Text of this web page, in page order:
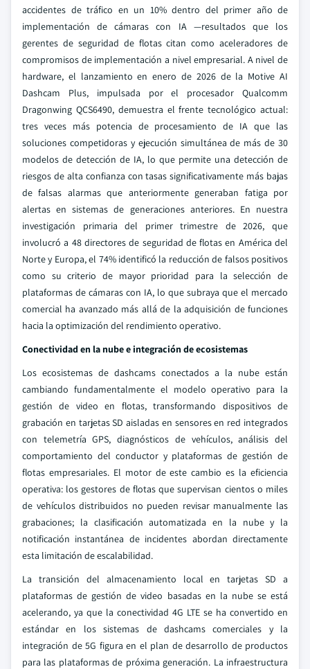
accidentes de tráfico en un 10% dentro del primer año de
implementación de cámaras con IA —resultados que los
gerentes de seguridad de flotas citan como aceleradores de
compromisos de implementación a nivel empresarial. A nivel de
hardware, el lanzamiento en enero de 2026 de la Motive AI
Dashcam Plus, impulsada por el procesador Qualcomm
Dragonwing QCS6490, demuestra el frente tecnológico actual:
tres veces más potencia de procesamiento de IA que las
soluciones competidoras y ejecución simultánea de más de 30
modelos de detección de IA, lo que permite una detección de
riesgos de alta confianza con tasas significativamente más bajas
de falsas alarmas que anteriormente generaban fatiga por
alertas en sistemas de generaciones anteriores. En nuestra
investigación primaria del primer trimestre de 2026, que
involucró a 48 directores de seguridad de flotas en América del
Norte y Europa, el 74% identificó la reducción de falsos positivos
como su criterio de mayor prioridad para la selección de
plataformas de cámaras con IA, lo que subraya que el mercado
comercial ha avanzado más allá de la adquisición de funciones
hacia la optimización del rendimiento operativo.
Conectividad en la nube e integración de ecosistemas
Los ecosistemas de dashcams conectados a la nube están
cambiando fundamentalmente el modelo operativo para la
gestión de video en flotas, transformando dispositivos de
grabación en tarjetas SD aisladas en sensores en red integrados
con telemetría GPS, diagnósticos de vehículos, análisis del
comportamiento del conductor y plataformas de gestión de
flotas empresariales. El motor de este cambio es la eficiencia
operativa: los gestores de flotas que supervisan cientos o miles
de vehículos distribuidos no pueden revisar manualmente las
grabaciones; la clasificación automatizada en la nube y la
notificación instantánea de incidentes abordan directamente
esta limitación de escalabilidad.
La transición del almacenamiento local en tarjetas SD a
plataformas de gestión de video basadas en la nube se está
acelerando, ya que la conectividad 4G LTE se ha convertido en
estándar en los sistemas de dashcams comerciales y la
integración de 5G figura en el plan de desarrollo de productos
para las plataformas de próxima generación. La infraestructura